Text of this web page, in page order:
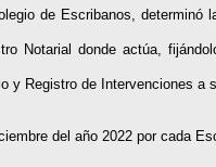
de Escribanos, determinó
Notarial donde actúa,
y Registro de Intervenciones a
del año 2022 por cada